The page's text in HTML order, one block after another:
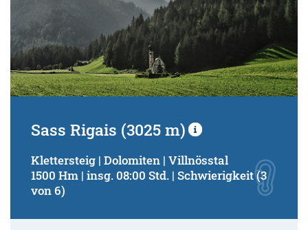
Sass Rigais (3025 m)
Klettersteig | Dolomiten | Villnösstal
1500 Hm | insg. 08:00 Std. | Schwierigkeit (3
von 6)